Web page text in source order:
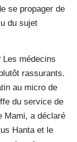
se propager de
du sujet
Les médecins
rassurants.
au micro de
du service de
Mami, a déclaré
Hanta et le